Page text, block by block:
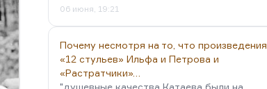
06 июня, 19:21
Почему несмотря на то, что произведения
«12 стульев» Ильфа и Петрова и
«Растратчики»…
"душевные качества Катаева были на